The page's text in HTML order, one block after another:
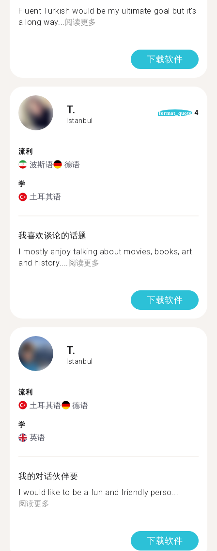
Fluent Turkish would be my ultimate goal but it's
a long way...阅读更多
下载软件
T.
Istanbul
format_quote 4
流利
波斯语 德语
学
土耳其语
我喜欢谈论的话题
I mostly enjoy talking about movies, books, art
and history....阅读更多
下载软件
T.
Istanbul
流利
土耳其语 德语
学
英语
我的对话伙伴要
I would like to be a fun and friendly perso...
阅读更多
下载软件